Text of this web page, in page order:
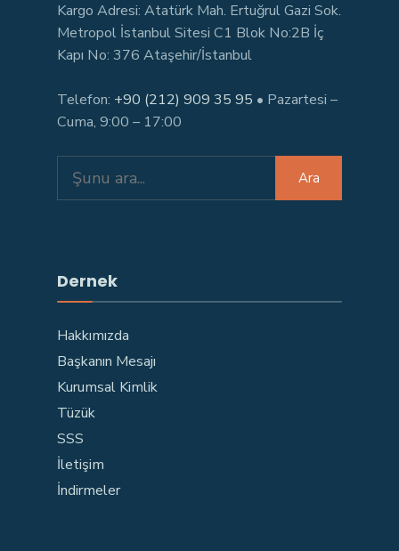
Kargo Adresi: Atatürk Mah. Ertuğrul Gazi Sok.
Metropol İstanbul Sitesi C1 Blok No:2B İç
Kapı No: 376 Ataşehir/İstanbul
Telefon: +90 (212) 909 35 95 • Pazartesi –
Cuma, 9:00 – 17:00
for:
Ara
Dernek
Hakkımızda
Başkanın Mesajı
Kurumsal Kimlik
Tüzük
SSS
İletişim
İndirmeler